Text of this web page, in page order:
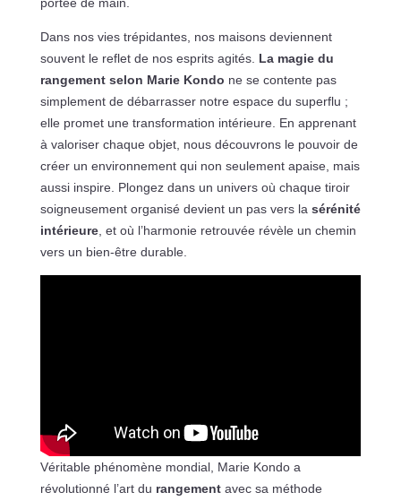
Dans nos vies trépidantes, nos maisons deviennent
souvent le reflet de nos esprits agités. La magie du
rangement selon Marie Kondo ne se contente pas
simplement de débarrasser notre espace du superflu ;
elle promet une transformation intérieure. En apprenant
à valoriser chaque objet, nous découvrons le pouvoir de
créer un environnement qui non seulement apaise, mais
aussi inspire. Plongez dans un univers où chaque tiroir
soigneusement organisé devient un pas vers la sérénité
intérieure, et où l’harmonie retrouvée révèle un chemin
vers un bien-être durable.
Véritable phénomène mondial, Marie Kondo a
révolutionné l’art du rangementavec sa méthode